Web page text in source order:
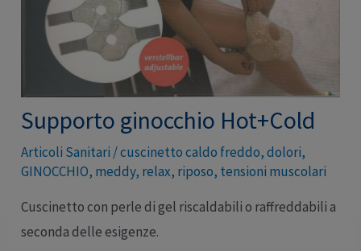
Supporto ginocchio Hot+Cold
Articoli Sanitari /cuscinetto caldo freddo,dolori,
GINOCCHIO, meddy, relax, riposo, tensioni muscolari
Cuscinetto con perle di gel riscaldabili o raffreddabili a
seconda delle esigenze.